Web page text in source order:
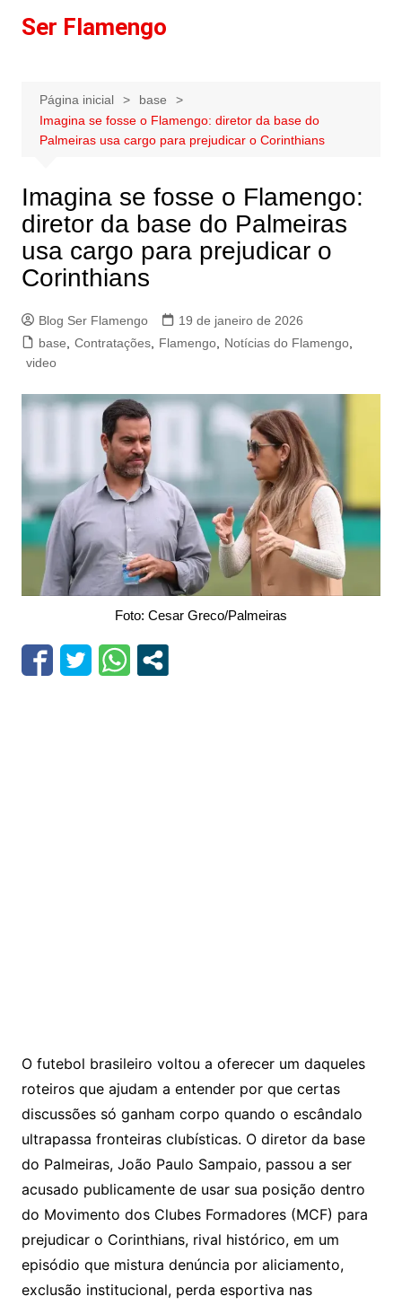
paraSer Flamengo
Página inicial
base
Imagina se fosse o Flamengo: diretor da base do
Palmeiras usa cargo para prejudicar o Corinthians
Imagina se fosse o Flamengo:
diretor da base do Palmeiras
usa cargo para prejudicar o
Corinthians
Blog Ser Flamengo
19 de janeiro de 2026
base
Contratações, Flamengo, Notícias do Flamengo,
video
Foto: Cesar Greco/Palmeiras
O futebol brasileiro voltou a oferecer um daqueles
roteiros que ajudam a entender por que certas
discussões só ganham corpo quando o escândalo
ultrapassa fronteiras clubísticas. O diretor da base
do Palmeiras, João Paulo Sampaio, passou a ser
acusado publicamente de usar sua posição dentro
do Movimento dos Clubes Formadores (MCF) para
prejudicar o Corinthians, rival histórico, em um
episódio que mistura denúncia por aliciamento,
exclusão institucional, perda esportiva nas